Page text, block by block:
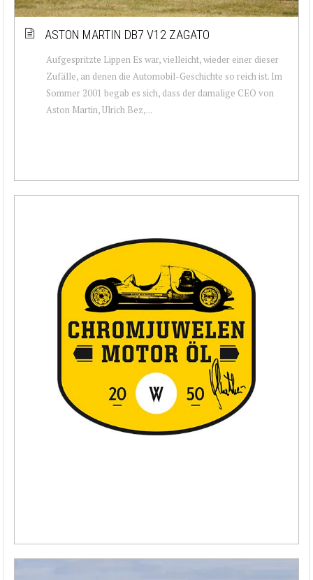
ASTON MARTIN DB7 V12 ZAGATO
Aufgespritzte Lippen Es war, vielleicht, wieder einer dieser
Zufälle, an denen die Automobil-Geschichte so reich ist. Im
Sommer 2001 begab es sich, dass der damalige CEO von
Aston Martin, Ulrich Bez,...